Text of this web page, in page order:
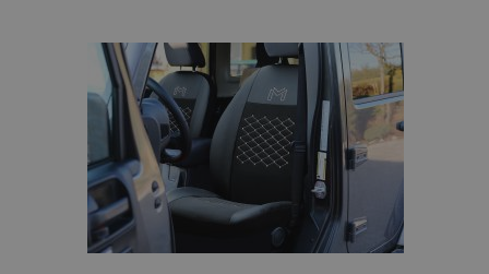
liste
d'achats
mage-translation-file-version
Adobe Inc.
www.vtvauto.eu